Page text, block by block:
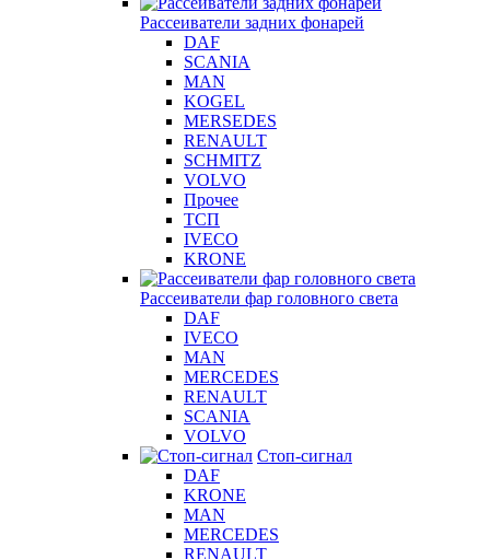
Рассеиватели задних фонарей
DAF
SCANIA
MAN
KOGEL
MERSEDES
RENAULT
SCHMITZ
VOLVO
Прочее
ТСП
IVECO
KRONE
Рассеиватели фар головного света
DAF
IVECO
MAN
MERCEDES
RENAULT
SCANIA
VOLVO
Стоп-сигнал
DAF
KRONE
MAN
MERCEDES
RENAULT